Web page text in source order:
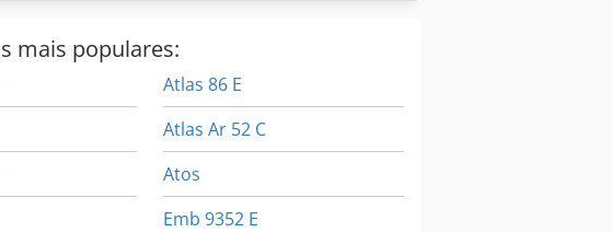
mais populares:
Atlas 86 E
Atlas Ar 52 C
Atos
Emb 9352 E